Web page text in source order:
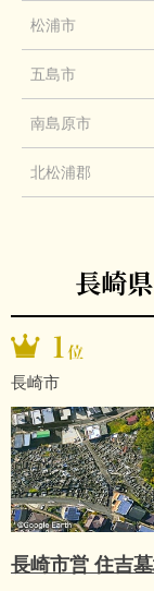
松浦市
五島市
南島原市
北松浦郡
長崎
長崎市
長崎市営 住吉